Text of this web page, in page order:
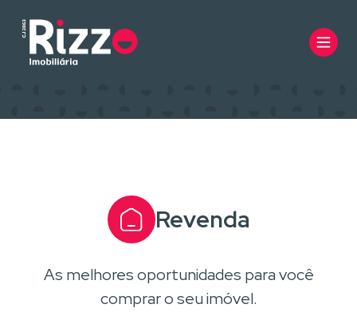
Revenda
As melhores oportunidades para você
comprar o seu imóvel.